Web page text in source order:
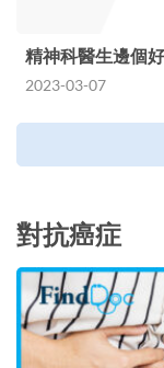
精神科醫生邊個
2023-03-07
對抗癌症